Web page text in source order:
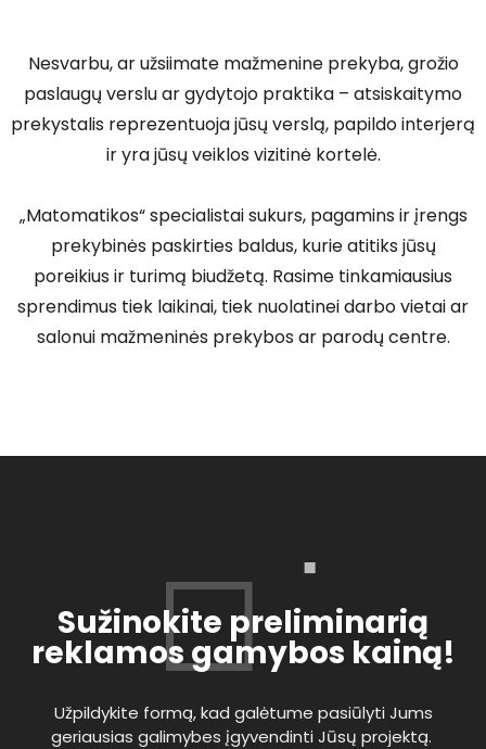
Nesvarbu, ar užsiimate mažmenine prekyba, grožio
paslaugų verslu ar gydytojo praktika – atsiskaitymo
prekystalis reprezentuoja jūsų verslą, papildo interjerą
ir yra jūsų veiklos vizitinė kortelė.
„Matomatikos“ specialistai sukurs, pagamins ir įrengs
prekybinės paskirties baldus, kurie atitiks jūsų
poreikius ir turimą biudžetą. Rasime tinkamiausius
sprendimus tiek laikinai, tiek nuolatinei darbo vietai ar
salonui mažmeninės prekybos ar parodų centre.
Sužinokite preliminarią
reklamos gamybos kainą!
Užpildykite formą, kad galėtume pasiūlyti Jums
geriausias galimybes įgyvendinti Jūsų projektą.